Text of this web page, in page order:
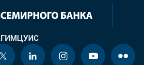
МЦУИС